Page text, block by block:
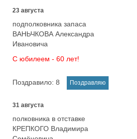
23 августа
подполковника запаса
ВАНЬЧКОВА Александра
Ивановича
С юбилеем - 60 лет!
Поздравило: 8
31 августа
полковника в отставке
КРЕПКОГО Владимира